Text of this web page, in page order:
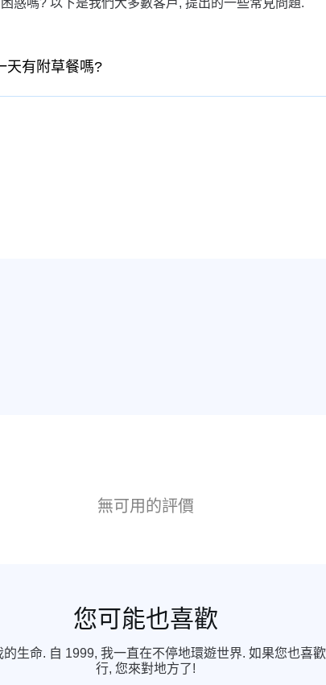
惑嗎? 以下是我們大多數客戶, 提出的一些常見問題.
天有附草餐嗎?
無可用的評價
您可能也喜歡
的生命. 自 1999, 我一直在不停地環遊世界. 如果您也喜
行, 您來對地方了!